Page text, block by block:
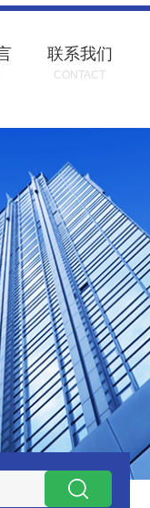
联系我们
CONTACT
管 PerkinElmer